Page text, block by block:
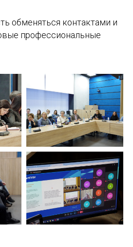
обменяться контактами и
профессиональные